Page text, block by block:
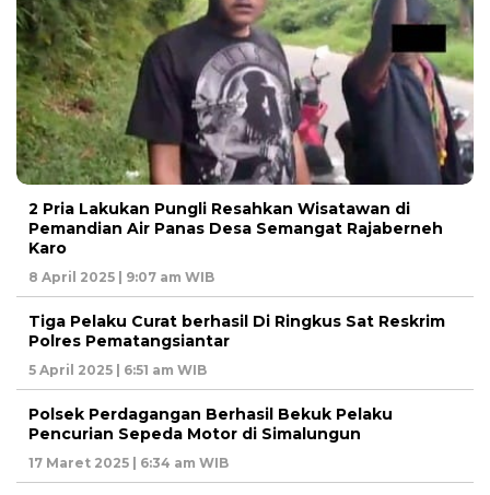
2 Pria Lakukan Pungli Resahkan Wisatawan di
Pemandian Air Panas Desa Semangat Rajaberneh
Karo
8 April 2025 | 9:07 am WIB
Tiga Pelaku Curat berhasil Di Ringkus Sat Reskrim
Polres Pematangsiantar
5 April 2025 | 6:51 am WIB
Polsek Perdagangan Berhasil Bekuk Pelaku
Pencurian Sepeda Motor di Simalungun
17 Maret 2025 | 6:34 am WIB